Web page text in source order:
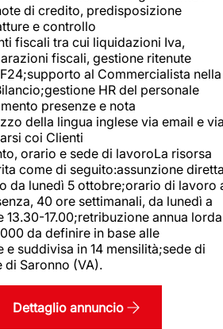
di credito, predisposizione
e controllo
fiscali tra cui liquidazioni Iva,
fiscali, gestione ritenute
al Commercialista nella
HR del personale
presenze e nota
della lingua inglese via email e
coi Clienti
orario e sede di lavoroLa risorsa
come di seguito:assunzione
da lunedì 5 ottobre;orario di lavoro
40 ore settimanali, da lunedì a
17.00;retribuzione annua lorda
da definire in base alle
suddivisa in 14 mensilità;sede di
Saronno (VA).
Dettaglio annuncio